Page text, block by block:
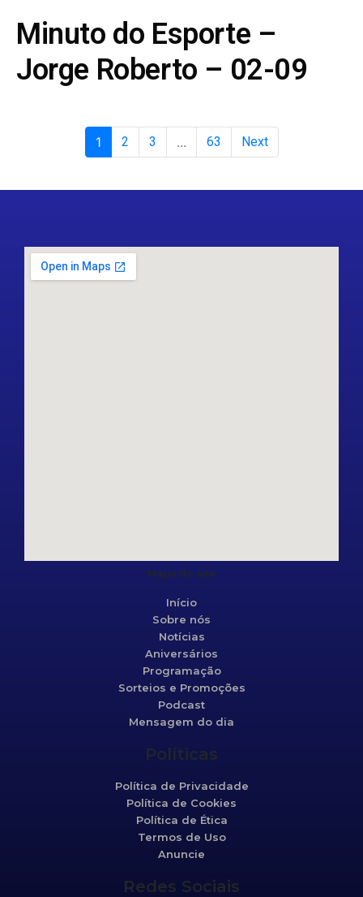
Minuto do Esporte –
Jorge Roberto – 02-09
1 2 3 ... 63 Next
Mapa do site
Início
Sobre nós
Notícias
Aniversários
Programação
Sorteios e Promoções
Podcast
Mensagem do dia
Políticas
Política de Privacidade
Política de Cookies
Política de Ética
Termos de Uso
Anuncie
Redes Sociais